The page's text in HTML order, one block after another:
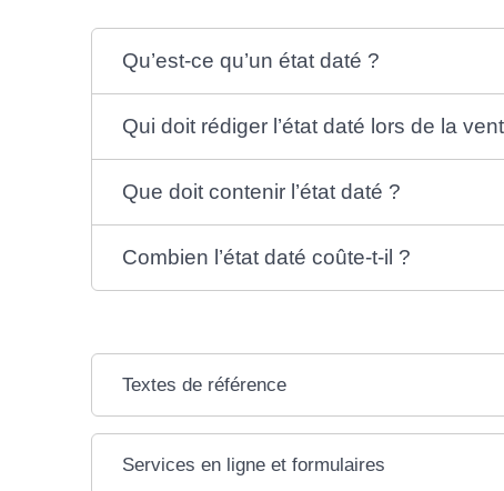
Qu’est-ce qu’un état daté ?
Qui doit rédiger l’état daté lors de la
Que doit contenir l’état daté ?
Combien l’état daté coûte-t-il ?
Textes de référence
Services en ligne et formulaires